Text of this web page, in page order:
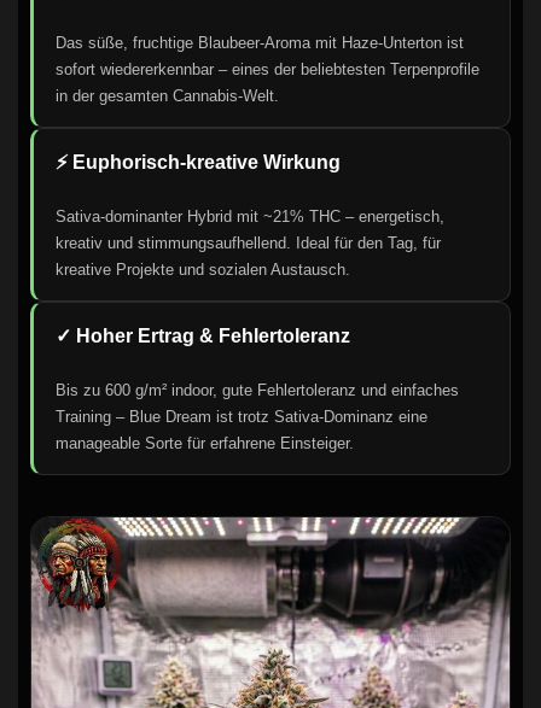
Das süße, fruchtige Blaubeer-Aroma mit Haze-Unterton ist
sofort wiedererkennbar – eines der beliebtesten Terpenprofile
in der gesamten Cannabis-Welt.
⚡ Euphorisch-kreative Wirkung
Sativa-dominanter Hybrid mit ~21% THC – energetisch,
kreativ und stimmungsaufhellend. Ideal für den Tag, für
kreative Projekte und sozialen Austausch.
✓ Hoher Ertrag & Fehlertoleranz
Bis zu 600 g/m² indoor, gute Fehlertoleranz und einfaches
Training – Blue Dream ist trotz Sativa-Dominanz eine
manageable Sorte für erfahrene Einsteiger.